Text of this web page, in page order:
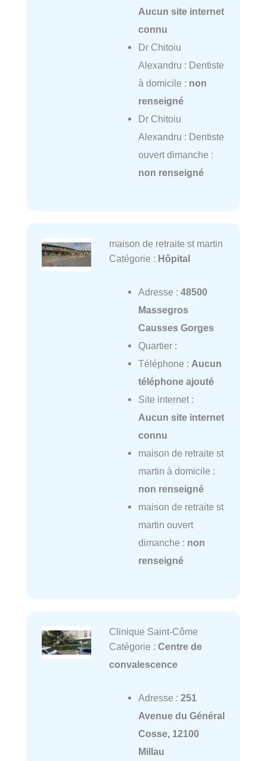
Aucun site internet
connu
Dr Chitoiu
Alexandru : Dentiste
à domicile : non
renseigné
Dr Chitoiu
Alexandru : Dentiste
ouvert dimanche :
non renseigné
maison de retraite st martin
Catégorie : Hôpital
Adresse : 48500
Massegros
Causses Gorges
Quartier :
Téléphone : Aucun
téléphone ajouté
Site internet :
Aucun site internet
connu
maison de retraite st
martin à domicile :
non renseigné
maison de retraite st
martin ouvert
dimanche : non
renseigné
Clinique Saint-Côme
Catégorie : Centre de
convalescence
Adresse : 251
Avenue du Général
Cosse, 12100
Millau